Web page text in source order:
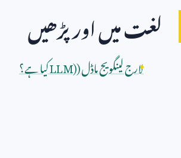
لغت میں اور پڑھیں
لارج لینگویج ماڈل (LLM)کیا ہے؟